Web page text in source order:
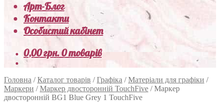
Арт-Блог
Контакти
Особистий кабінет
0,00грн.0 товарів
Головна /Каталог товарів /Графіка /Матеріали для графіки /
Маркери /Маркер двосторонній TouchFive /Маркер
двосторонній BG1 Blue Grey 1 TouchFive